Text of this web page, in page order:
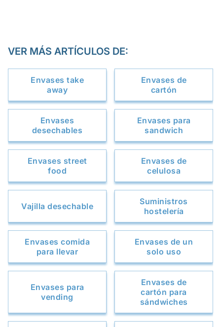
VER MÁS ARTÍCULOS DE:
Envases take
away
Envases de
cartón
Envases
desechables
Envases para
sandwich
Envases street
food
Envases de
celulosa
Vajilla desechable
Suministros
hostelería
Envases comida
para llevar
Envases de un
solo uso
Envases para
vending
Envases de
cartón para
sándwiches